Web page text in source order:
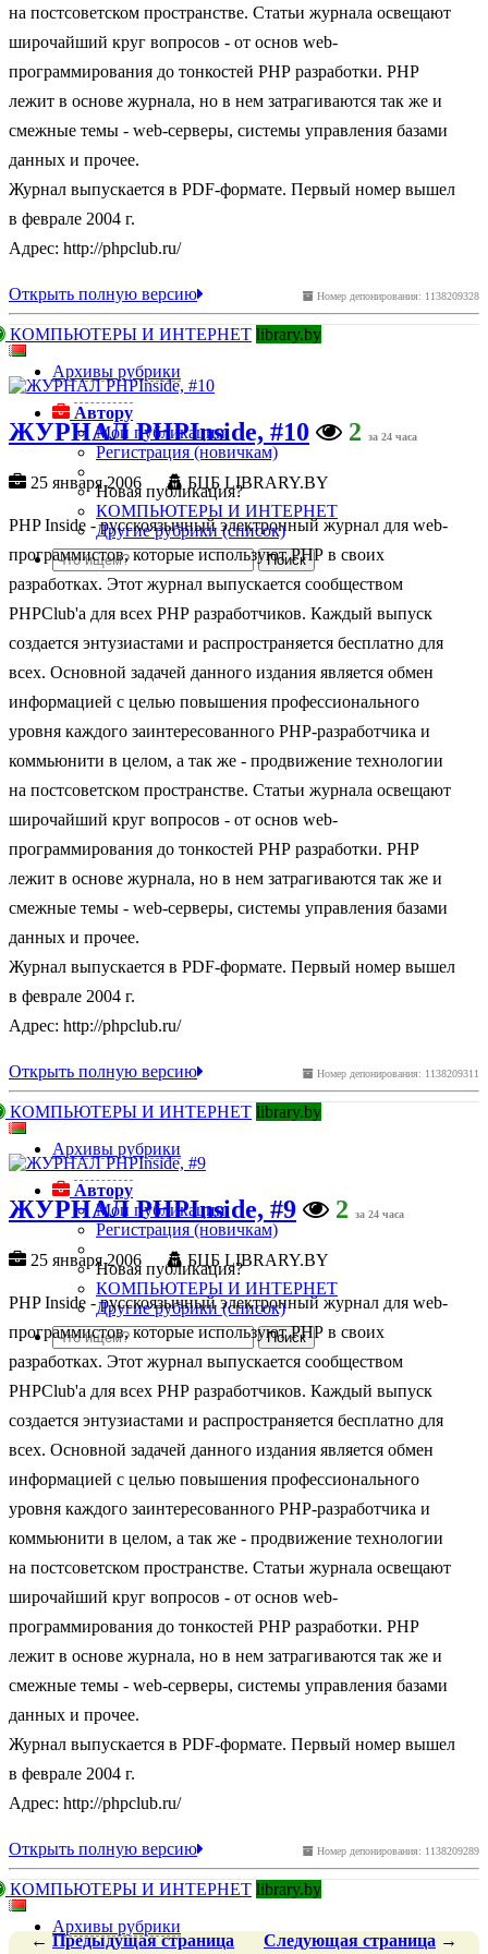
на постсоветском пространстве. Статьи журнала освещают
широчайший круг вопросов - от основ web-
программирования до тонкостей РНР разработки. РНР
лежит в основе журнала, но в нем затрагиваются так же и
смежные темы - web-серверы, системы управления базами
данных и прочее.
Журнал выпускается в PDF-формате. Первый номер вышел
в феврале 2004 г.
Адрес: http://phpclub.ru/
Номер депонирования: 1138209328
Открыть полную версию
КОМПЬЮТЕРЫ И ИНТЕРНЕТ library.by
Архивы рубрики
Автору
Мои публикации
Регистрация (новичкам)
Новая публикация?
КОМПЬЮТЕРЫ И ИНТЕРНЕТ
Другие рубрики (список)
ЖУРНАЛ PHPInside, #10 2 за 24 часа
25 января 2006 БЦБ LIBRARY.BY
PHP Inside - русскоязычный электронный журнал для web-
программистов, которые используют РНР в своих
разработках. Этот журнал выпускается сообществом
PHPClub'а для всех РНР разработчиков. Каждый выпуск
создается энтузиастами и распространяется бесплатно для
всех. Основной задачей данного издания является обмен
информацией с целью повышения профессионального
уровня каждого заинтересованного РНР-разработчика и
коммьюнити в целом, а так же - продвижение технологии
на постсоветском пространстве. Статьи журнала освещают
широчайший круг вопросов - от основ web-
программирования до тонкостей РНР разработки. РНР
лежит в основе журнала, но в нем затрагиваются так же и
смежные темы - web-серверы, системы управления базами
данных и прочее.
Журнал выпускается в PDF-формате. Первый номер вышел
в феврале 2004 г.
Адрес: http://phpclub.ru/
Номер депонирования: 1138209311
Открыть полную версию
КОМПЬЮТЕРЫ И ИНТЕРНЕТ library.by
Архивы рубрики
Автору
Мои публикации
Регистрация (новичкам)
Новая публикация?
КОМПЬЮТЕРЫ И ИНТЕРНЕТ
Другие рубрики (список)
ЖУРНАЛ PHPInside, #9 2 за 24 часа
25 января 2006 БЦБ LIBRARY.BY
PHP Inside - русскоязычный электронный журнал для web-
программистов, которые используют РНР в своих
разработках. Этот журнал выпускается сообществом
PHPClub'а для всех РНР разработчиков. Каждый выпуск
создается энтузиастами и распространяется бесплатно для
всех. Основной задачей данного издания является обмен
информацией с целью повышения профессионального
уровня каждого заинтересованного РНР-разработчика и
коммьюнити в целом, а так же - продвижение технологии
на постсоветском пространстве. Статьи журнала освещают
широчайший круг вопросов - от основ web-
программирования до тонкостей РНР разработки. РНР
лежит в основе журнала, но в нем затрагиваются так же и
смежные темы - web-серверы, системы управления базами
данных и прочее.
Журнал выпускается в PDF-формате. Первый номер вышел
в феврале 2004 г.
Адрес: http://phpclub.ru/
Номер депонирования: 1138209289
Открыть полную версию
КОМПЬЮТЕРЫ И ИНТЕРНЕТ library.by
Архивы рубрики
← Предыдущаястраница Следующая страница →